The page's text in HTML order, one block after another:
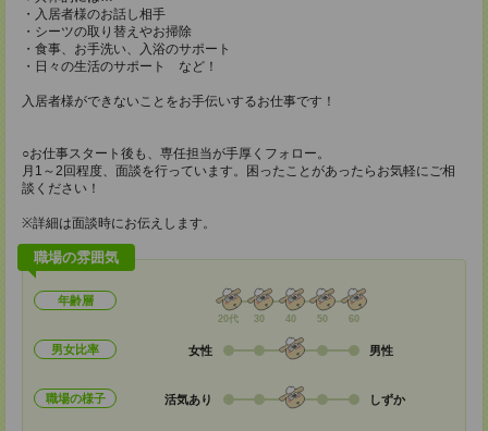
・入居者様のお話し相手
・シーツの取り替えやお掃除
・食事、お手洗い、入浴のサポート
・日々の生活のサポート など！
入居者様ができないことをお手伝いするお仕事です！
○お仕事スタート後も、専任担当が手厚くフォロー。
月1～2回程度、面談を行っています。困ったことがあったらお気軽にご相
談ください！
※詳細は面談時にお伝えします。
職場の雰囲気
年齢層
20代 30 40 50 60
男女比率 女性 男性
職場の様子 活気あり しずか